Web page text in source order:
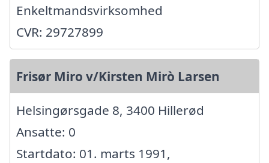
Enkeltmandsvirksomhed
CVR: 29727899
Frisør Miro v/Kirsten Mirò Larsen
Helsingørsgade 8, 3400 Hillerød
Ansatte: 0
Startdato: 01. marts 1991,